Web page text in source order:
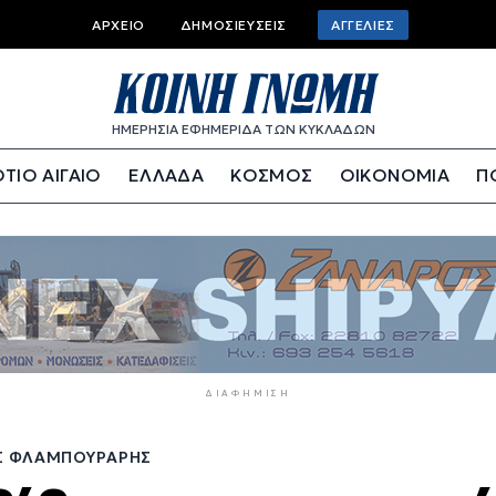
Top
bar
menu
ΑΡΧΕΊΟ ΔΗΜΟΣΙΕΎΣΕΙΣ ΑΓΓΕΛΊΕΣ
ΗΜΕΡΗΣΙΑ ΕΦΗΜΕΡΙΔΑ ΤΩΝ ΚΥΚΛΑΔΩΝ
ΑΙΓΑΙΟ ΕΛΛΑΔΑ ΚΟΣΜΟΣ ΟΙΚΟΝΟΜΙΑ
ΔΙΑΦΉΜΙΣΗ
ΦΛΑΜΠΟΥΡΆΡΗΣ